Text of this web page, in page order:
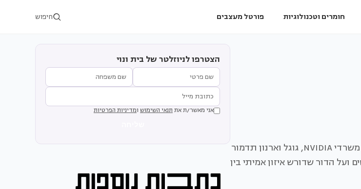
חומרים וטכנולוגיות פורטל מעצבים חיפוש
הדר להב מטרני, מנהלת מחלקת עיצוב פנים באורבך הלוי שתכננה את משרדי NVIDIA, גוגל וארנון תדמור
ועל הדור שדורש איזון אמיתי בין
הצטרפו לניוזלטר של בית ונוי
אני מאשר/ת את תנאי השימוש ומדיניות הפרטיות